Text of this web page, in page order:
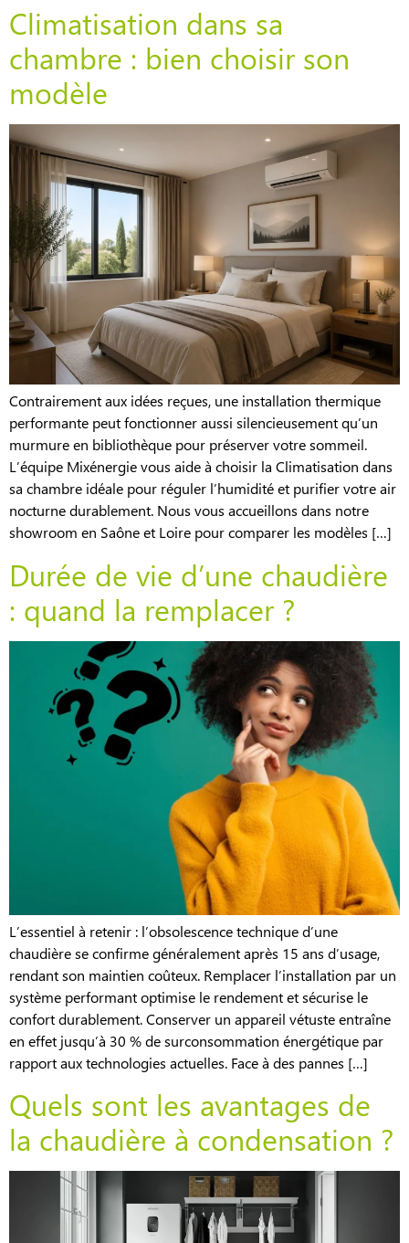
Climatisation dans sa
chambre : bien choisir son
modèle
Contrairement aux idées reçues, une installation thermique
performante peut fonctionner aussi silencieusement qu’un
murmure en bibliothèque pour préserver votre sommeil.
L’équipe Mixénergie vous aide à choisir la Climatisation dans
sa chambre idéale pour réguler l’humidité et purifier votre air
nocturne durablement. Nous vous accueillons dans notre
showroom en Saône et Loire pour comparer les modèles […]
Durée de vie d’une chaudière
: quand la remplacer ?
L’essentiel à retenir : l’obsolescence technique d’une
chaudière se confirme généralement après 15 ans d’usage,
rendant son maintien coûteux. Remplacer l’installation par un
système performant optimise le rendement et sécurise le
confort durablement. Conserver un appareil vétuste entraîne
en effet jusqu’à 30 % de surconsommation énergétique par
rapport aux technologies actuelles. Face à des pannes […]
Quels sont les avantages de
la chaudière à condensation ?